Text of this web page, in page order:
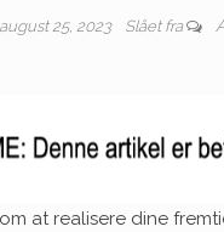
august 25, 2023 Slået fra
at realisere dine